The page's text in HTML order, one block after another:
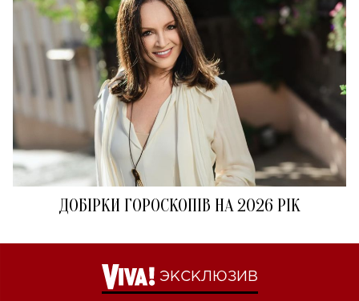
ДОБІРКИ ГОРОСКОПІВ НА 2026 РІК
ЭКСКЛЮЗИВ